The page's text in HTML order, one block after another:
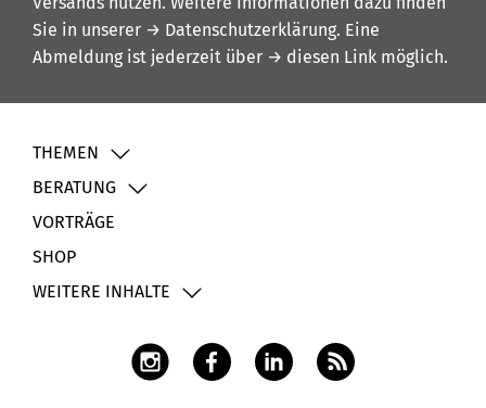
Sie in unserer → Datenschutzerklärung. Eine
Abmeldung ist jederzeit über → diesen Link möglich.
THEMEN
BERATUNG
VORTRÄGE
SHOP
WEITERE INHALTE